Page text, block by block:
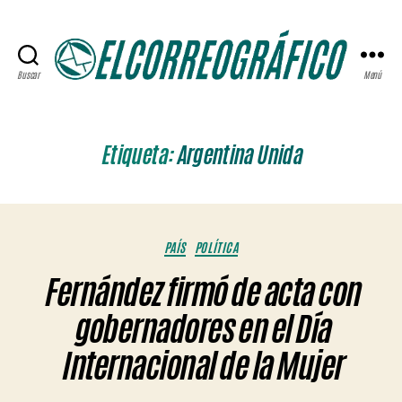
Buscar Menú
Etiqueta:Argentina Unida
Categorías
PAÍS POLÍTICA
Fernández firmó de acta con
gobernadores en el Día
Internacional de la Mujer